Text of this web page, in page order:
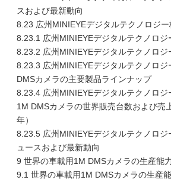
スおよび最新動向
8.23 広州MINIEYEデジタルテクノロジー
8.23.1 広州MINIEYEデジタルテクノロ
8.23.2 広州MINIEYEデジタルテクノロ
8.23.3 広州MINIEYEデジタルテクノロ
DMSカメラの主要製品ラインナップ
8.23.4 広州MINIEYEデジタルテクノロジ
1M DMSカメラの世界販売台数および売
年）
8.23.5 広州MINIEYEデジタルテクノロジ
ュースおよび最新動向
9 世界の車載用1M DMSカメラの生産能
9.1 世界の車載用1M DMSカメラの生産